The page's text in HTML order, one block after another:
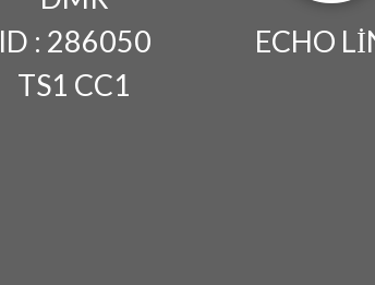
ID : 286050
TS1 CC1
ECHO